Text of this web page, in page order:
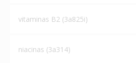
vitaminas В2 (3a825i)
niacinas (3а314)